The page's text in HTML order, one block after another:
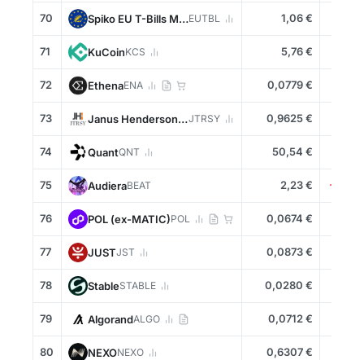
70 Spiko EU T-Bills Money Market FundEUTBL 1,06 €
71 KuCoinKCS 5,76 €
72 EthenaENA 0,0779 €
73 Janus Henderson Anemoy Treasury FundJTRSY 0,9625 €
74 QuantQNT 50,54 €
75 AudieraBEAT 2,23 € -
76 POL (ex-MATIC)POL 0,0674 €
77 JUSTJST 0,0873 €
78 ​​StableSTABLE 0,0280 €
79 AlgorandALGO 0,0712 €
80 NEXONEXO 0,6307 €